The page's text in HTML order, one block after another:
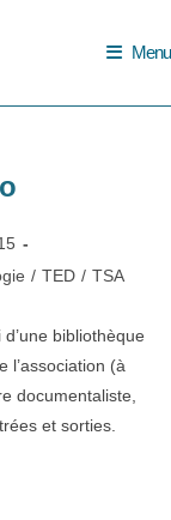
Menu
/ TED / TSA
bibliothèque
l’association (à
documentaliste,
et sorties.